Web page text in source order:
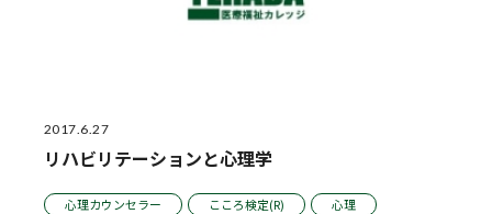
2017.6.27
リハビリテーションと心理学
心理カウンセラー こころ検定(R) 心理